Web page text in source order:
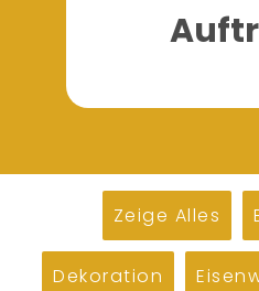
Zeige Alles
Dekoration